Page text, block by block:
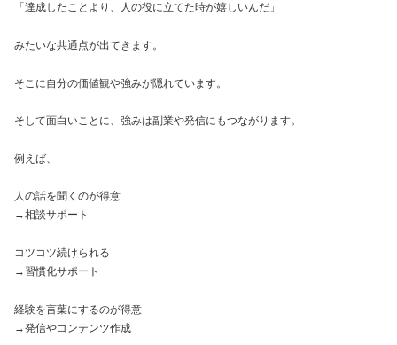
「達成したことより、人の役に立てた時が嬉しいんだ」
みたいな共通点が出てきます。
そこに自分の価値観や強みが隠れています。
そして面白いことに、強みは副業や発信にもつながります。
例えば、
人の話を聞くのが得意
→相談サポート
コツコツ続けられる
→習慣化サポート
経験を言葉にするのが得意
→発信やコンテンツ作成